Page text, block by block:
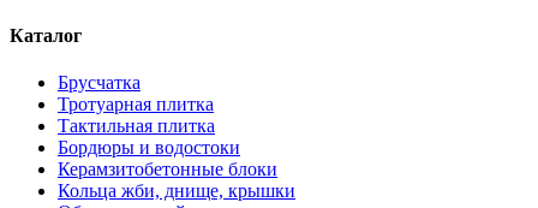
Каталог
Брусчатка
Тротуарная плитка
Тактильная плитка
Бордюры и водостоки
Керамзитобетонные блоки
Кольца жби, днище, крышки